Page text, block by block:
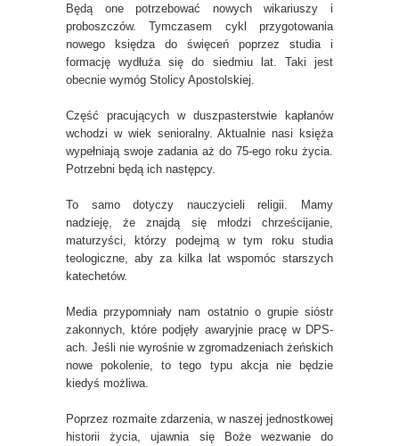
Będą one potrzebować nowych wikariuszy i
proboszczów. Tymczasem cykl przygotowania
nowego księdza do święceń poprzez studia i
formację wydłuża się do siedmiu lat. Taki jest
obecnie wymóg Stolicy Apostolskiej.
Część pracujących w duszpasterstwie kapłanów
wchodzi w wiek senioralny. Aktualnie nasi księża
wypełniają swoje zadania aż do 75-ego roku życia.
Potrzebni będą ich następcy.
To samo dotyczy nauczycieli religii. Mamy
nadzieję, że znajdą się młodzi chrześcijanie,
maturzyści, którzy podejmą w tym roku studia
teologiczne, aby za kilka lat wspomóc starszych
katechetów.
Media przypomniały nam ostatnio o grupie sióstr
zakonnych, które podjęły awaryjnie pracę w DPS-
ach. Jeśli nie wyrośnie w zgromadzeniach żeńskich
nowe pokolenie, to tego typu akcja nie będzie
kiedyś możliwa.
Poprzez rozmaite zdarzenia, w naszej jednostkowej
historii życia, ujawnia się Boże wezwanie do